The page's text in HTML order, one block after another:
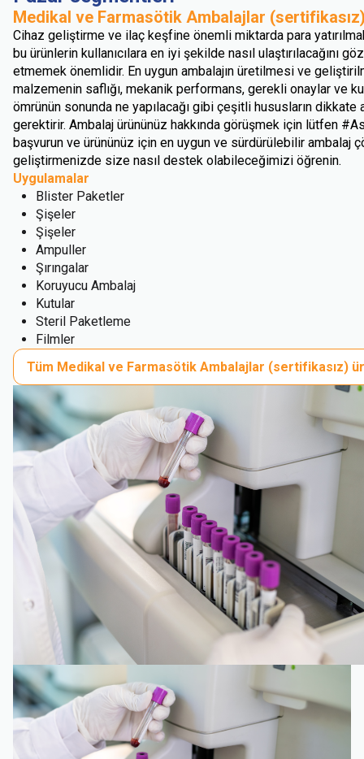
Medikal ve Farmasötik Ambalajlar
Cihaz geliştirme ve ilaç keşfine önemli miktarda para
bu ürünlerin kullanıcılara en iyi şekilde nasıl ulaştırılacağını
etmemek önemlidir. En uygun ambalajın üretilmesi ve
malzemenin saflığı, mekanik performans, gerekli onaylar ve
ömrünün sonunda ne yapılacağı gibi çeşitli hususların dikkate
gerektirir. Ambalaj ürününüz hakkında görüşmek için lütfen
başvurun ve ürününüz için en uygun ve sürdürülebilir ambalaj
geliştirmenizde size nasıl destek olabileceğimizi öğrenin.
Uygulamalar
Blister Paketler
Şişeler
Şişeler
Ampuller
Şırıngalar
Koruyucu Ambalaj
Kutular
Steril Paketleme
Filmler
Tüm Medikal ve Farmasötik Ambalajlar (sertifikasız)